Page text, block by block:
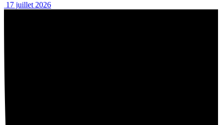
17 juillet 2026